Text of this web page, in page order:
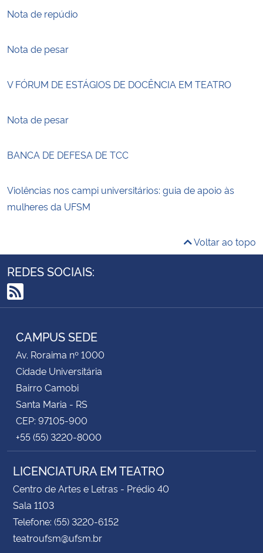
Nota de repúdio
Nota de pesar
V FÓRUM DE ESTÁGIOS DE DOCÊNCIA EM TEATRO
Nota de pesar
BANCA DE DEFESA DE TCC
Violências nos campi universitários: guia de apoio às
mulheres da UFSM
Voltar ao topo
REDES SOCIAIS:
RSS
CAMPUS SEDE
Av. Roraima nº 1000
Cidade Universitária
Bairro Camobi
Santa Maria - RS
CEP: 97105-900
+55 (55) 3220-8000
LICENCIATURA EM TEATRO
Centro de Artes e Letras - Prédio 40
Sala 1103
Telefone: (55) 3220-6152
teatroufsm@ufsm.br